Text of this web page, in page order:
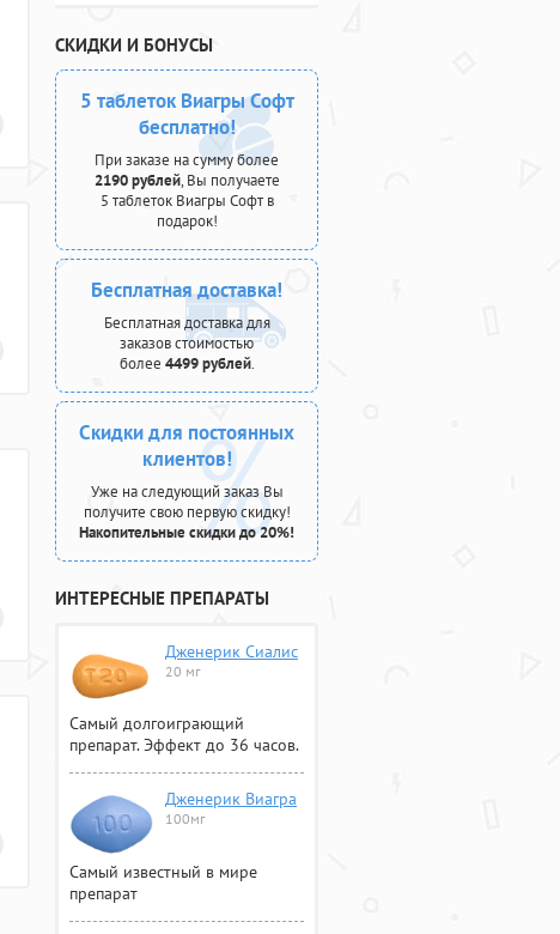
СКИДКИ И БОНУСЫ
5 таблеток Виагры Софт
бесплатно!
При заказе на сумму более
2190 рублей, Вы получаете
5 таблеток Виагры Софт в
подарок!
Бесплатная доставка!
Бесплатная доставка для
заказов стоимостью
более 4499 рублей.
Скидки для постоянных
клиентов!
Уже на следующий заказ Вы
получите свою первую скидку!
Накопительные скидки до 20%!
ИНТЕРЕСНЫЕ ПРЕПАРАТЫ
Дженерик Сиалис
20 мг
Самый долгоиграющий
препарат. Эффект до 36 часов.
Дженерик Виагра
100мг
Самый известный в мире
препарат